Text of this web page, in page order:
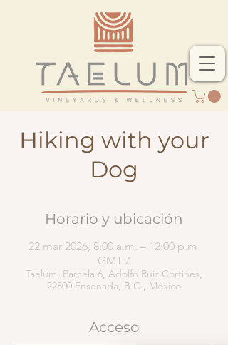
Hiking with your
Dog
Horario y ubicación
22 mar 2026, 8:00 a.m. – 12:00 p.m.
GMT-7
Taelum, Parcela 6, Adolfo Ruiz Cortines,
22800 Ensenada, B.C., México
Acceso